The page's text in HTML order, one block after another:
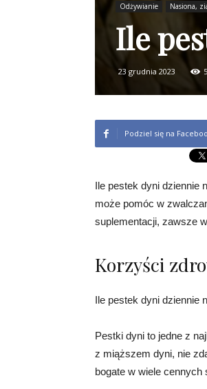
Odżywianie Nasiona,
Ile
23 grudnia 2023
Podziel się na
Ile pestek dyni dziennie
może pomóc w
suplementacji, zawsze
Korzyści
Ile pestek dyni dziennie
Pestki dyni to jedne z
z miąższem dyni, nie
bogate w wiele cennych